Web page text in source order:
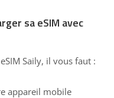
sa eSIM avec
Saily, il vous faut :
appareil mobile